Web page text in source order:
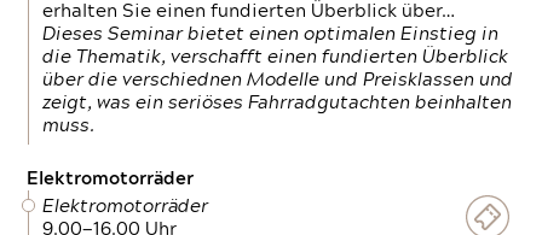
erhalten Sie einen fundierten Überblick über…
Dieses Seminar bietet einen optimalen Einstieg in
die Thematik, verschafft einen fundierten Überblick
über die verschiednen Modelle und Preisklassen und
zeigt, was ein seriöses Fahrradgutachten beinhalten
muss.
Elektromotorräder
Elektromotorräder
9.00—16.00 Uhr